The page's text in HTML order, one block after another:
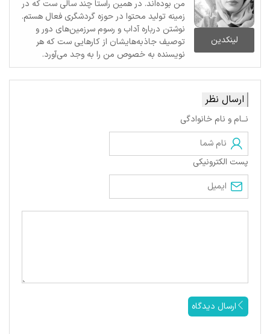
لینکدین
من بوده‌اند. در همین راستا چند سالی ست که در
زمینه تولید محتوا در حوزه گردشگری فعال هستم.
نوشتن درباره آداب و رسوم سرزمین‌های دور و
توصیف جاذبه‌هایشان از کارهایی ست که هر
نویسنده به خصوص من را به وجد می‌آورد.
ارسال نظر
نــام و نام خانوادگی
پست الکترونیکی
ارسال دیدگاه